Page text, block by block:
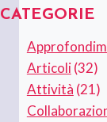
CATEGORIE
Articoli(32)
Attività (21)